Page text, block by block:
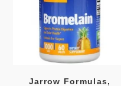
Jarrow Formulas,